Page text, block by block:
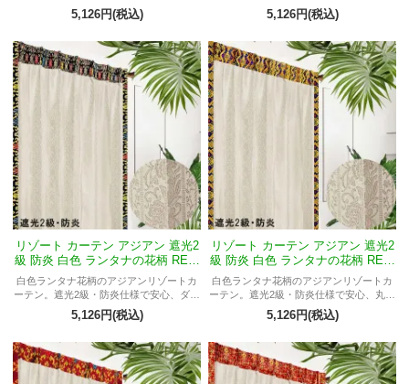
模様プラダバティックが成長・仕事運・
金運・心身の癒しをもたらすスピリチュ
5,126円(税込)
ランボール模様プラダバティックが魔除
け・幸運を招くスピリチュアルデザイ
5,126円(税込)
リゾート カーテン アジアン 遮光2
級 防炎 白色 ランタナの花柄 REW
HエルフTオリオン
白色ランタナ花柄のアジアンリゾートカ
ーテン。遮光2級・防炎仕様で安心、ダマ
スク模様プラダバティックが自然のエネ
ルギーを取り込み前向きな気持ちをもた
5,126円(税込)
リゾート カーテン アジアン 遮光2
級 防炎 白色 ランタナの花柄 REW
HエルフTバチカン
白色ランタナ花柄のアジアンリゾートカ
ーテン。遮光2級・防炎仕様で安心、丸紋
鈴模様プラダバティックが邪気払い・金
運アップを象徴するおしゃれデザイン。
5,126円(税込)